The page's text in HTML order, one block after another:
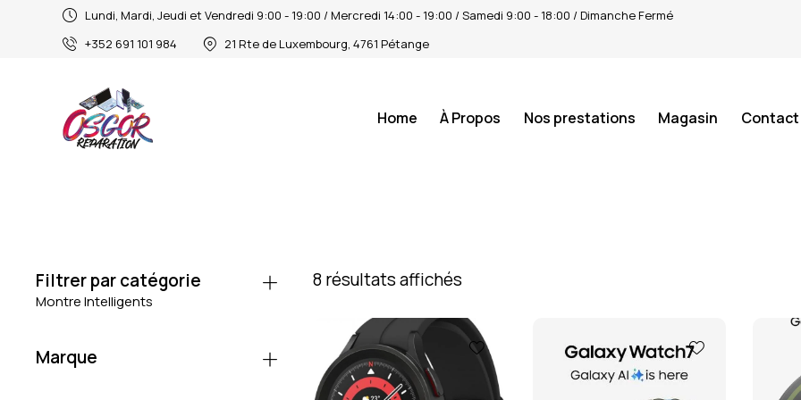
Lundi, Mardi, Jeudi et Vendredi 9:00 - 19:00 / Mercredi 14:00 - 19:00 / Samedi 9:00 - 18:00 / Dimanche Fermé
+352 691 101 984
21 Rte de Luxembourg, 4761 Pétange
Home À Propos Nos prestations Magasin Contact
8 résultats affichés
Filtrer par catégorie
Montre Intelligents
Marque